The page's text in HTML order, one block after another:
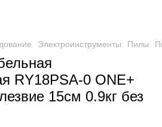
Электроинструменты Пилы
RY18PSA-0 ONE+
15см 0.9кг без